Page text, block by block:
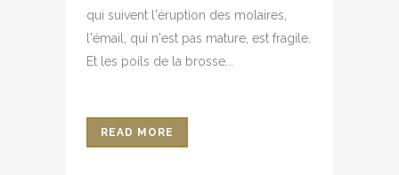
qui suivent l'éruption des molaires,
l'émail, qui n'est pas mature, est fragile.
Et les poils de la brosse...
READ MORE